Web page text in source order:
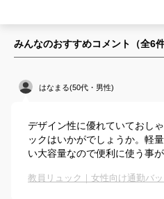
みんなのおすすめコメント（全6
はなまる(50代・男性)
デザイン性に優れていておし
ックはいかがでしょうか。軽
い大容量なので便利に使う事